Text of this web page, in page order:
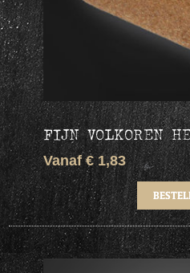
FIJN VOLKOREN
Vanaf € 1,83